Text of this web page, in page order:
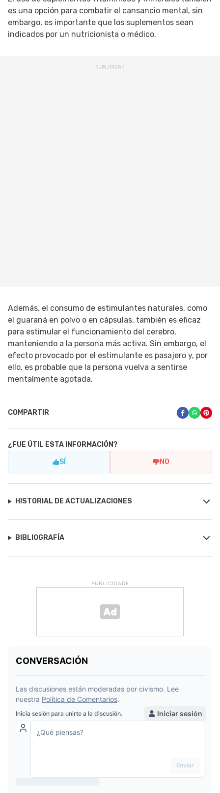
es una opción para combatir el cansancio mental, sin
embargo, es importante que los suplementos sean
indicados por un nutricionista o médico.
Además, el consumo de estimulantes naturales, como
el guaraná en polvo o en cápsulas, también es eficaz
para estimular el funcionamiento del cerebro,
manteniendo a la persona más activa. Sin embargo, el
efecto provocado por el estimulante es pasajero y, por
ello, es probable que la persona vuelva a sentirse
mentalmente agotada.
COMPARTIR
¿FUE ÚTIL ESTA INFORMACIÓN?
SÍ NO
HISTORIAL DE ACTUALIZACIONES
BIBLIOGRAFÍA
PUBLICIDADE